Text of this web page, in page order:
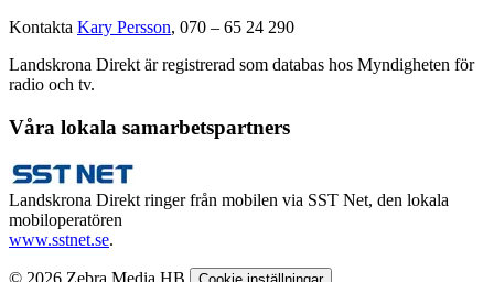
Kontakta Kary Persson, 070 – 65 24 290
Landskrona Direkt är registrerad som databas hos Myndigheten för
radio och tv.
Våra lokala samarbetspartners
Landskrona Direkt ringer från mobilen via SST Net, den lokala
mobiloperatören
www.sstnet.se.
© 2026 Zebra Media HB